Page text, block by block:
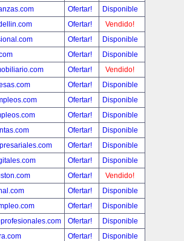
Ofertar!
Disponible
Ofertar!
Vendido!
Ofertar!
Disponible
Ofertar!
Disponible
Ofertar!
Vendido!
Ofertar!
Disponible
Ofertar!
Disponible
Ofertar!
Disponible
Ofertar!
Disponible
Ofertar!
Disponible
Ofertar!
Disponible
Ofertar!
Vendido!
Ofertar!
Disponible
Ofertar!
Disponible
Ofertar!
Disponible
Ofertar!
Disponible